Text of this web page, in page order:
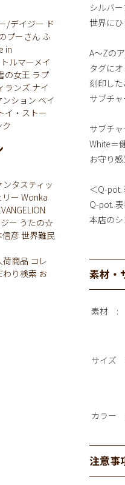
シルバ
世界にひ
A～Zの
タグに
刻印し
サブチャ
サブチャ
White＝
お守り
＜Q-pot.
Q-pot.
本店のシ
素材・
素材
サイズ
カラー
注意事
/デイジー ド
プーさん ふ
in
ルマーメイ
の女王 ラプ
ランズ ナイ
ション ベイ
イ・ストー
ンタスティッ
リー Wonka
ー うたの☆
信彦世界難民
荷商品 コレ
わり検索 お